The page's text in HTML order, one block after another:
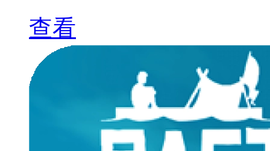
查看